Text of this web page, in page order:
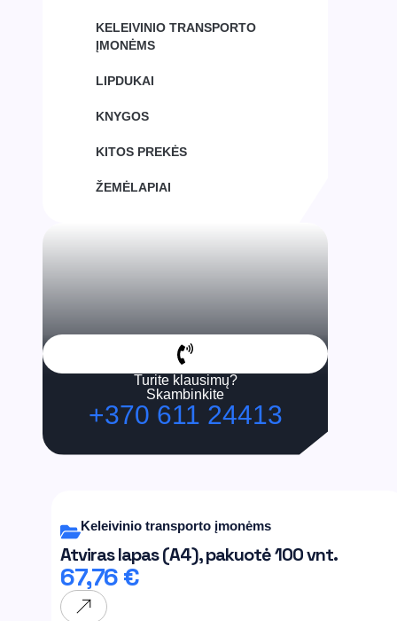
KELEIVINIO TRANSPORTO
ĮMONĖMS
LIPDUKAI
KNYGOS
KITOS PREKĖS
ŽEMĖLAPIAI
Turite klausimų?
Skambinkite
+370 611 24413
Keleivinio transporto įmonėms
Atviras lapas (A4), pakuotė 100 vnt.
67,76€